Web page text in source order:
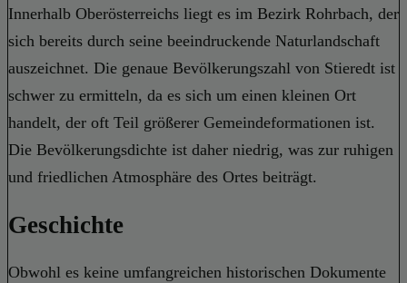
Innerhalb Oberösterreichs liegt es im Bezirk Rohrbach, der
sich bereits durch seine beeindruckende Naturlandschaft
auszeichnet. Die genaue Bevölkerungszahl von Stieredt ist
schwer zu ermitteln, da es sich um einen kleinen Ort
handelt, der oft Teil größerer Gemeindeformationen ist.
Die Bevölkerungsdichte ist daher niedrig, was zur ruhigen
und friedlichen Atmosphäre des Ortes beiträgt.
Geschichte
Obwohl es keine umfangreichen historischen Dokumente